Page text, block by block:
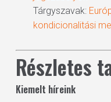
Tárgyszavak:
kondicionalitási
Részletes
Kiemelt híreink